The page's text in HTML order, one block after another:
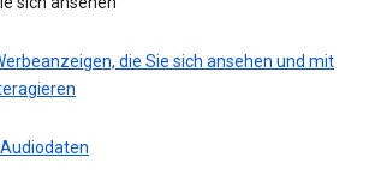
die Sie sich ansehen und mit